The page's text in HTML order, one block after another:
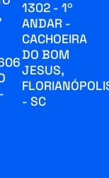
1302 - 1º
ANDAR -
CACHOEIRA
DO BOM
JESUS,
- SC